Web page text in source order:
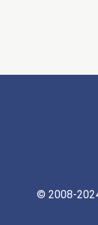
© 2008-